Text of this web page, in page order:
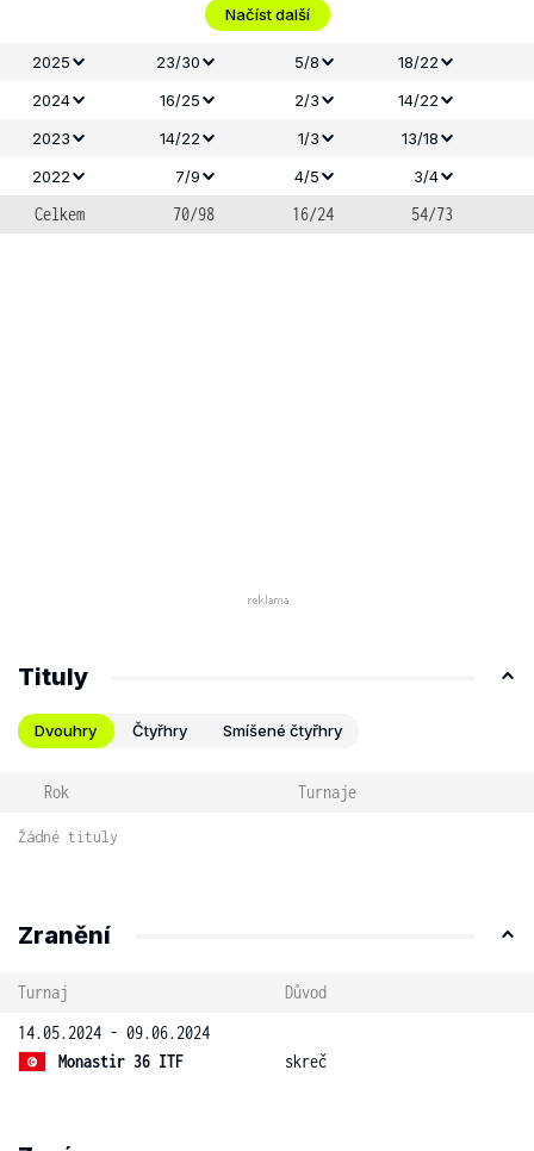
Načíst další
2025 23/30 5/8
18/22
2024
16/25 2/3
14/22
2023
14/22 1/3
13/18
2022
7/9 4/5 3/4
Celkem 70/98 16/24 54/73
Tituly
Dvouhry Čtyřhry Smíšené čtyřhry
Rok Turnaje
Žádné tituly
Zranění
Turnaj
Důvod
14.05.2024 - 09.06.2024
Monastir 36 ITF
skreč